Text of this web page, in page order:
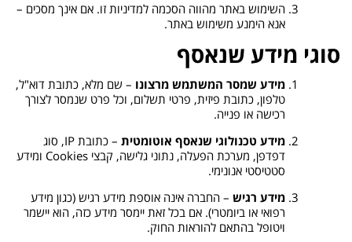
השימוש באתר מהווה הסכמה למדיניות זו. אם אינך מסכים –
אנא הימנע משימוש באתר.
סוגי מידע שנאסף
מידע שמסר המשתמש מרצונו – שם מלא, כתובת דוא"ל,
טלפון, כתובת פיזית, פרטי תשלום, וכל פרט שנמסר לצורך
רכישה או פנייה.
מידע טכנולוגי שנאסף אוטומטית
– כתובת IP, סוג
דפדפן, מערכת הפעלה, נתוני גלישה, קבצי Cookies ומידע
סטטיסטי אנונימי.
מידע רגיש – החברה אינה אוספת מידע רגיש (כגון מידע
רפואי או ביומטרי). אם בכל זאת יימסר מידע כזה, הוא יישמר
ויטופל בהתאם להוראות החוק.